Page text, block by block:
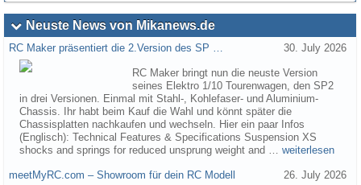
Neuste News von Mikanews.de
RC Maker präsentiert die 2.Version des SP … 30. July 2026
RC Maker bringt nun die neuste Version
seines Elektro 1/10 Tourenwagen, den SP2
in drei Versionen. Einmal mit Stahl-, Kohlefaser- und Aluminium-
Chassis. Ihr habt beim Kauf die Wahl und könnt später die
Chassisplatten nachkaufen und wechseln. Hier ein paar Infos
(Englisch): Technical Features & Specifications Suspension XS
shocks and springs for reduced unsprung weight and … weiterlesen
meetMyRC.com – Showroom für dein RC Modell 26. July 2026